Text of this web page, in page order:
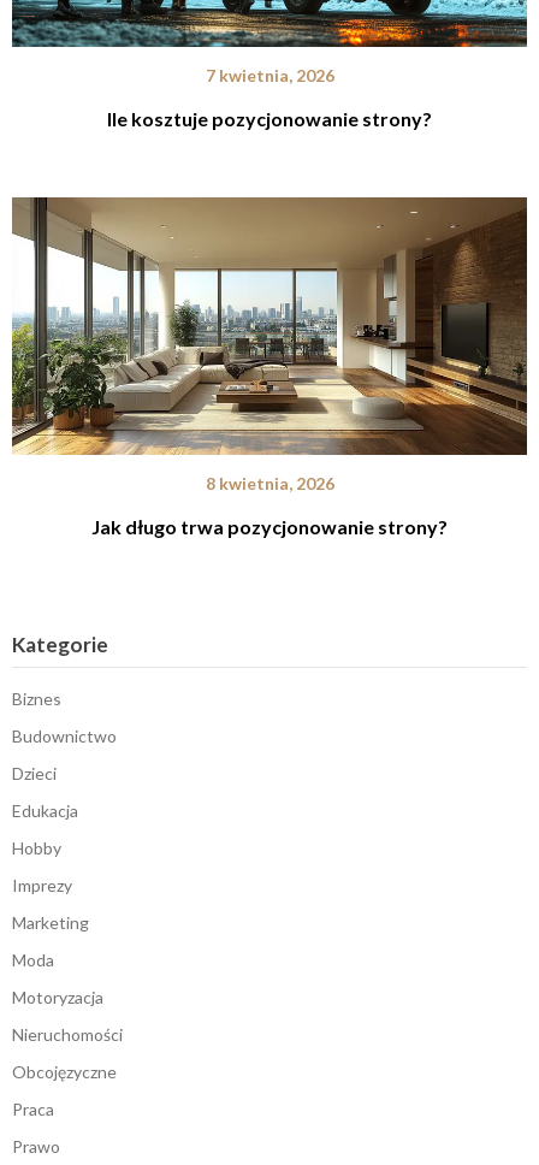
7 kwietnia, 2026
Ile kosztuje pozycjonowanie strony?
8 kwietnia, 2026
Jak długo trwa pozycjonowanie strony?
Kategorie
Biznes
Budownictwo
Dzieci
Edukacja
Hobby
Imprezy
Marketing
Moda
Motoryzacja
Nieruchomości
Obcojęzyczne
Praca
Prawo